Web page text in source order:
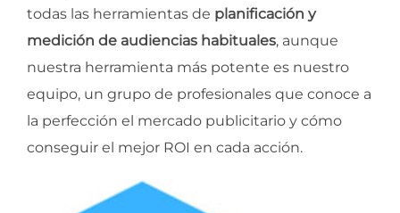
todas las herramientas de planificación y
medición de audiencias habituales, aunque
nuestra herramienta más potente es nuestro
equipo, un grupo de profesionales que conoce a
la perfección el mercado publicitario y cómo
conseguir el mejor ROI en cada acción.